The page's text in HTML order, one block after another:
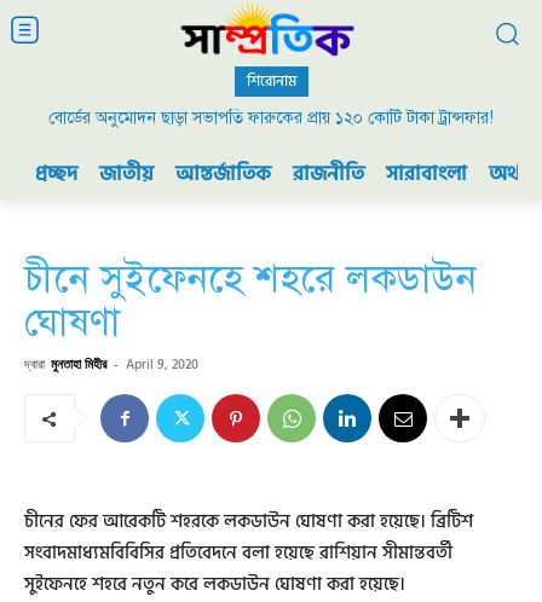
শিরোনাম
বোর্ডের অনুমোদন ছাড়া সভাপতি ফারুকের প্রায় ১২০ কোটি টাকা ট্রান্সফার!
প্রচ্ছদ জাতীয় আন্তর্জাতিক রাজনীতি সারাবাংলা
চীনে সুইফেনহে শহরে লকডাউন
ঘোষণা
দ্বারা মুনতাহা মিহীর - April 9, 2020
চীনের ফের আরেকটি শহরকে লকডাউন ঘোষণা করা হয়েছে। ব্রিটিশ
সংবাদমাধ্যমবিবিসির প্রতিবেদনে বলা হয়েছে রাশিয়ান সীমান্তবর্তী
সুইফেনহে শহরে নতুন করে লকডাউন ঘোষণা করা হয়েছে।